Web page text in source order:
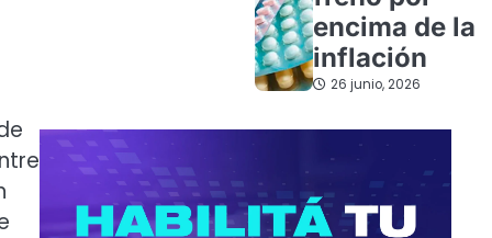
encima de la
inflación
26 junio, 2026